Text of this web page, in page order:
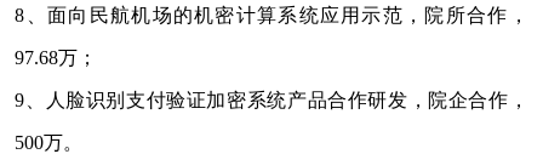
8 、面向民航机场的机密计算系统应用示范，院所合作，
97.68万；
9 、人脸识别支付验证加密系统产品合作研发，院企合作，
500万。